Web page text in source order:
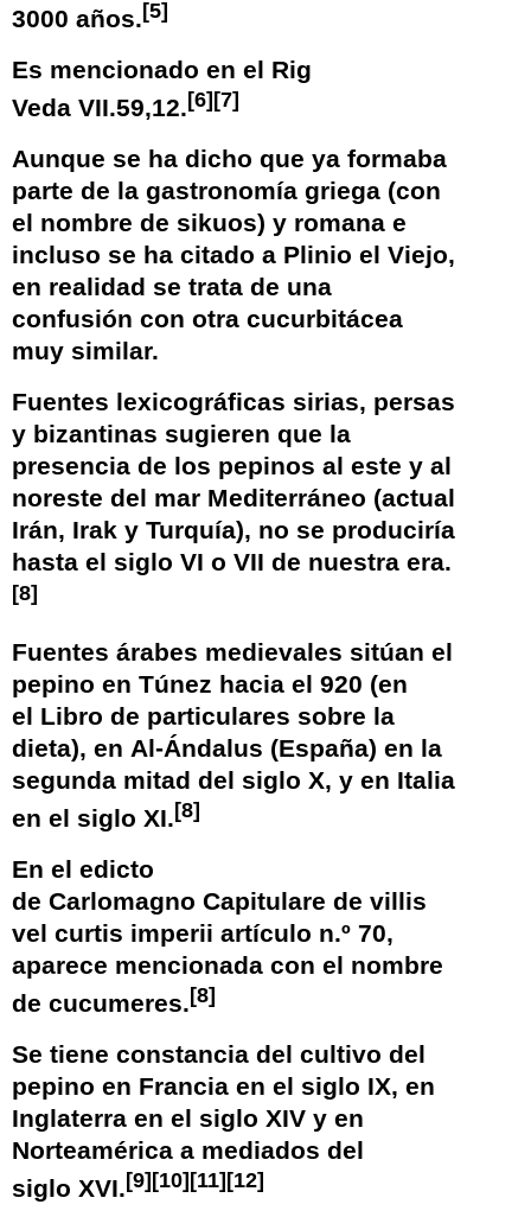
3000 años. [5]
Es mencionado en el Rig
Veda VII.59,12. [6] [7]
Aunque se ha dicho que ya formaba
parte de la gastronomía griega (con
el nombre de sikuos) y romana e
incluso se ha citado a Plinio el Viejo,
en realidad se trata de una
confusión con otra cucurbitácea
muy similar.
Fuentes lexicográficas sirias, persas
y bizantinas sugieren que la
presencia de los pepinos al este y al
noreste del mar Mediterráneo (actual
Irán, Irak y Turquía), no se produciría
hasta el siglo VI o VII de nuestra era.
[8]
Fuentes árabes medievales sitúan el
pepino en Túnez hacia el 920 (en
el Libro de particulares sobre la
dieta), en Al-Ándalus (España) en la
segunda mitad del siglo X, y en Italia
en el siglo XI.[8]
En el edicto
de Carlomagno Capitulare de villis
vel curtis imperii artículo n.º 70,
aparece mencionada con el nombre
de cucumeres.[8]
Se tiene constancia del cultivo del
pepino en Francia en el siglo IX, en
Inglaterra en el siglo XIV y en
Norteamérica a mediados del
siglo XVI.[9][10][11][12]